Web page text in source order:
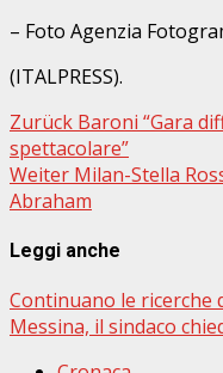
– Foto Agenzia
(ITALPRESS).
Zurück Baroni “Gara
spettacolare”
Weiter Milan-Stella
Abraham
Leggi anche
Continuano le ricerche
Messina, il sindaco